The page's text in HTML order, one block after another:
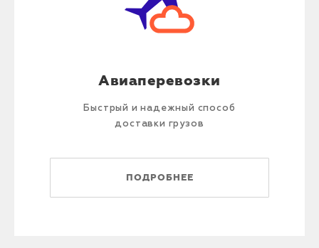
Авиаперевозки
Быстрый и надежный способ
доставки грузов
ПОДРОБНЕЕ